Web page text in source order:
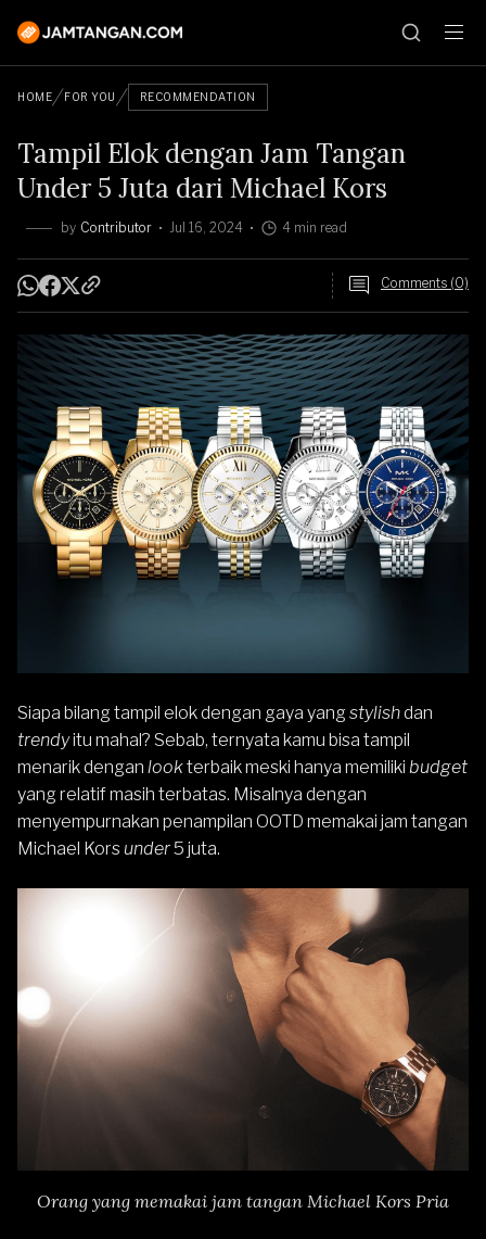
HOME FOR YOU RECOMMENDATION
Tampil Elok dengan Jam Tangan
Under 5 Juta dari Michael Kors
by Contributor Jul 16, 2024 4 min read
Comments (0)
Siapa bilang tampil elok dengan gaya yang stylishdan
trendyitu mahal? Sebab, ternyata kamu bisa tampil
menarik dengan lookterbaik meski hanya memiliki budget
yang relatif masih terbatas. Misalnya dengan
menyempurnakan penampilan OOTD memakai jam tangan
Michael Kors under5 juta.
Orang yang memakai jam tangan Michael Kors Pria